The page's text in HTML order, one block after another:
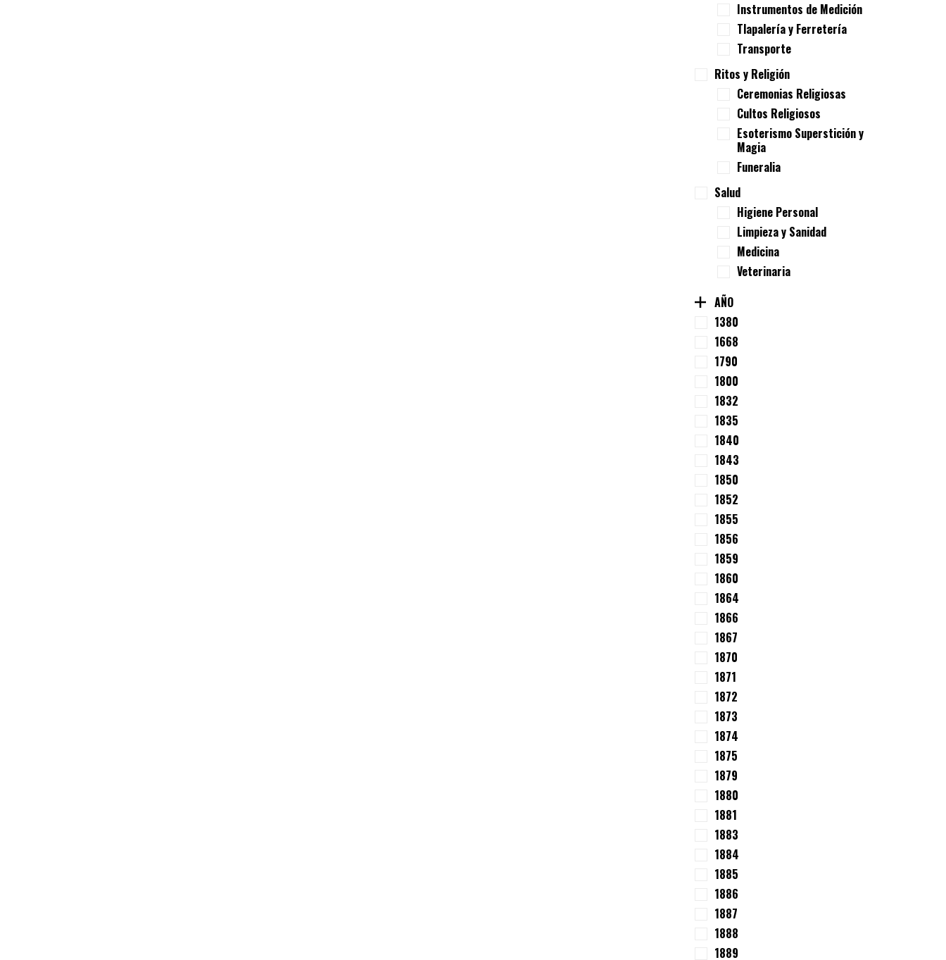
Instrumentos de Medición
Tlapalería y Ferretería
Transporte
Ritos y Religión
Ceremonias Religiosas
Cultos Religiosos
Esoterismo Superstición y
Magia
Funeralia
Salud
Higiene Personal
Limpieza y Sanidad
Medicina
Veterinaria
AÑO
1380
1668
1790
1800
1832
1835
1840
1843
1850
1852
1855
1856
1859
1860
1864
1866
1867
1870
1871
1872
1873
1874
1875
1879
1880
1881
1883
1884
1885
1886
1887
1888
1889